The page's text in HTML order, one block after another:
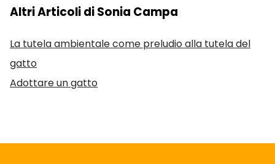
Altri Articoli di Sonia Campa
La tutela ambientale come preludio alla tutela del
gatto
Adottare un gatto